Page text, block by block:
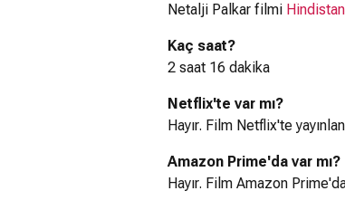
Netalji Palkar filmi Hindistan
Kaç saat?
2 saat 16 dakika
Netflix'te var mı?
Hayır. Film Netflix'te
Amazon Prime'da var mı?
Hayır. Film Amazon